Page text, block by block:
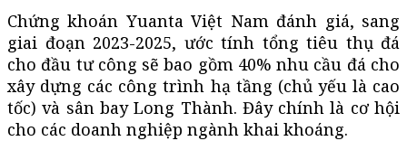
Chứng khoán Yuanta Việt Nam đánh giá, sang
giai đoạn 2023-2025, ước tính tổng tiêu thụ đá
cho đầu tư công sẽ bao gồm 40% nhu cầu đá cho
xây dựng các công trình hạ tầng (chủ yếu là cao
tốc) và sân bay Long Thành. Đây chính là cơ hội
cho các doanh nghiệp ngành khai khoáng.